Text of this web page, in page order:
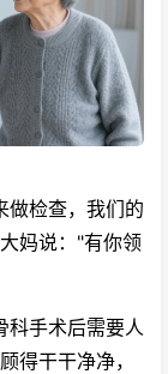
检查，我们的
妈说："有你领
手术后需要人
得干干净净，